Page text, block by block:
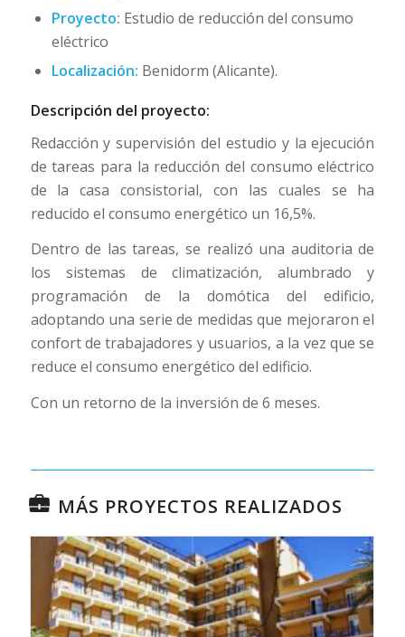
Proyecto: Estudio de reducción del consumo
eléctrico
Localización: Benidorm (Alicante).
Descripción del proyecto:
Redacción y supervisión del estudio y la ejecución
de tareas para la reducción del consumo eléctrico
de la casa consistorial, con las cuales se ha
reducido el consumo energético un 16,5%.
Dentro de las tareas, se realizó una auditoria de
los sistemas de climatización, alumbrado y
programación de la domótica del edificio,
adoptando una serie de medidas que mejoraron el
confort de trabajadores y usuarios, a la vez que se
reduce el consumo energético del edificio.
Con un retorno de la inversión de 6 meses.
MÁS PROYECTOS REALIZADOS